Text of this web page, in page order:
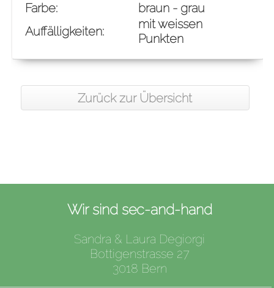
Farbe:
braun - grau
Auffälligkeiten:
mit weissen
Punkten
Zurück zur Übersicht
Wir sind sec-and-hand
Sandra & Laura Degiorgi
Bottigenstrasse 27
3018 Bern